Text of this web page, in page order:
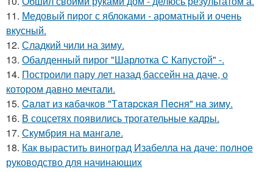
11. Медовый пирог с яблоками - ароматный и очень
вкусный.
12. Сладкий чили на зиму.
13. Обалденный пирог "Шарлотка С Капустой" -.
14. Построили пару лет назад бассейн на даче, о
котором давно мечтали.
15. Caлaт из кaбaчкoв "Тaтapcкaя Пecня" нa зиму.
16. В соцсетях появились трогательные кадры.
17. Скумбрия на мангале.
18. Как вырастить виноград Изабелла на даче: полное
руководство для начинающих